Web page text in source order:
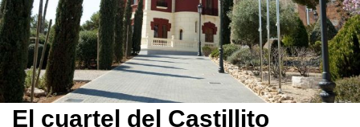
El cuartel del Castillito